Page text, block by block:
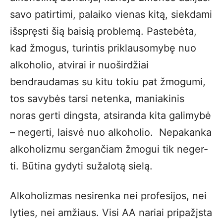
savo patirtimi, palaiko vienas kitą, siekdami
išspręsti šią baisią problemą. Pastebėta,
kad žmogus, turintis priklausomybę nuo
alkoholio, atvirai ir nuoširdžiai
bendraudamas su kitu tokiu pat žmogumi,
tos savybės tarsi netenka, maniakinis
noras gerti dingsta, atsiranda kita galimybė
– negerti, laisvė nuo alkoholio. Ne­pa­kan­ka
al­ko­ho­liz­mu ser­gan­čiam žmo­gui tik ne­ger­
ti. Bū­ti­na gy­dy­ti su­ža­lo­tą sie­lą.
Alkoholizmas nesirenka nei profesijos, nei
lyties, nei amžiaus. Visi AA nariai pripažįsta